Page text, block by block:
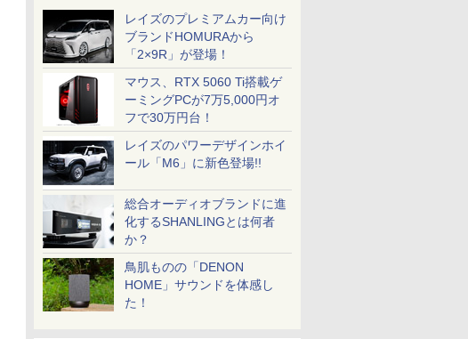
レイズのプレミアムカー向け
ブランドHOMURAから
「2×9R」が登場！
マウス、RTX 5060 Ti搭載ゲ
ーミングPCが7万5,000円オ
フで30万円台！
レイズのパワーデザインホイ
ール「M6」に新色登場!!
総合オーディオブランドに進
化するSHANLINGとは何者
か？
鳥肌ものの「DENON
HOME」サウンドを体感し
た！